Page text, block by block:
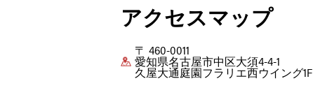
アクセスマップ
〒 460-0011
愛知県名古屋市中区大須4-4-1
久屋大通庭園フラリエ西ウイング1F